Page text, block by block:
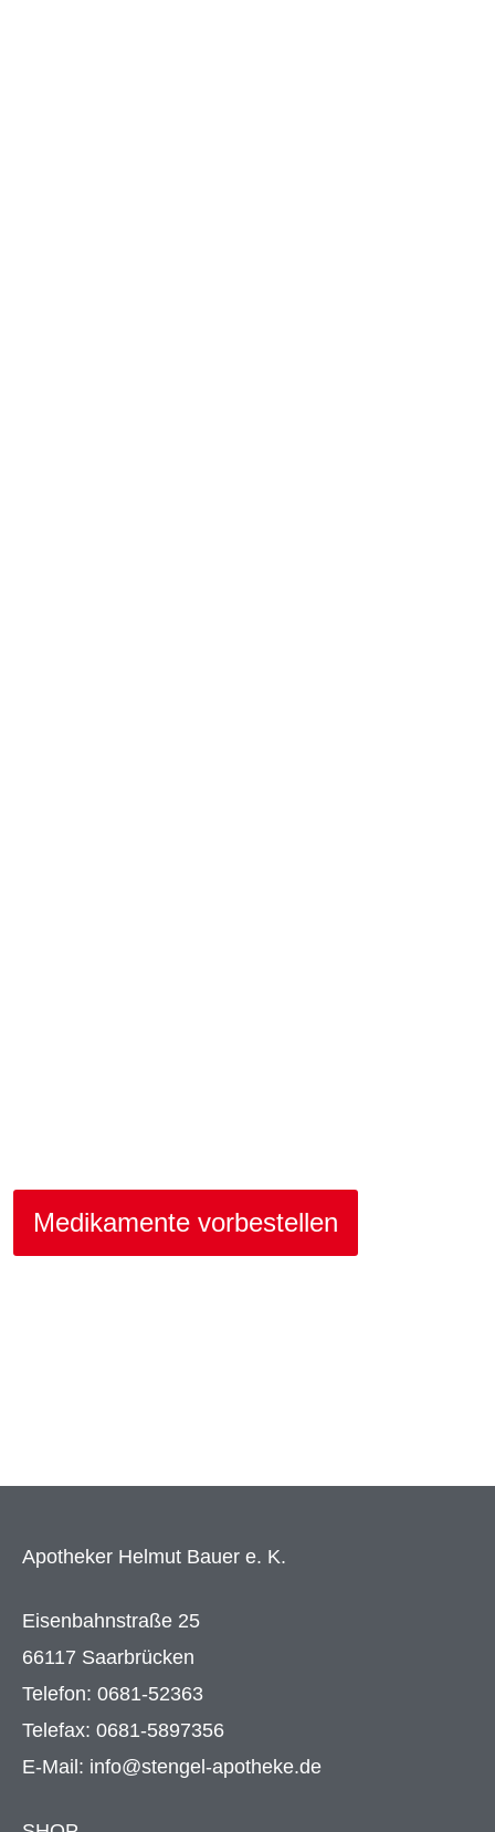
Medikamente vorbestellen
Apotheker Helmut Bauer e. K.
Eisenbahnstraße 25
66117 Saarbrücken
Telefon: 0681-52363
Telefax: 0681-5897356
E-Mail: info@stengel-apotheke.de